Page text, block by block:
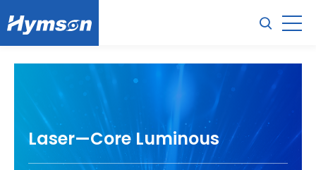
Laser—Core Luminous